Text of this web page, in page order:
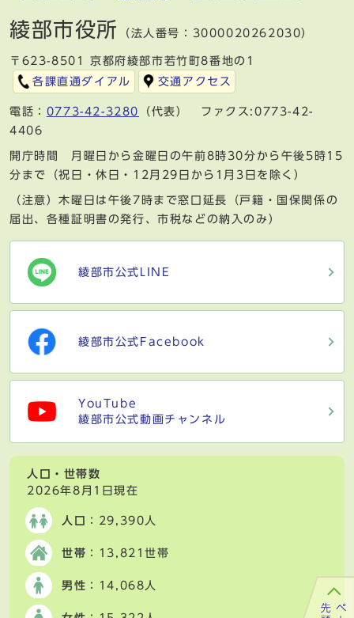
綾部市役所 （法人番号：3000020262030）
〒623-8501 京都府綾部市若竹町8番地の1
各課直通ダイアル
交通アクセス
電話： 0773-42-3280
（代表） ファクス:0773-42-
4406
開庁時間 月曜日から金曜日の午前8時30分から午後5時15
分まで（祝日・休日・12月29日から1月3日を除く）
（注意）木曜日は午後7時まで窓口延長（戸籍・国保関係の
届出、各種証明書の発行、市税などの納入のみ）
綾部市公式LINE
綾部市公式Facebook
YouTube
綾部市公式動画チャンネル
人口・世帯数
2026年8月1日現在
人口 ：29,390人
世帯 ：13,821世帯
男性 ：14,068人